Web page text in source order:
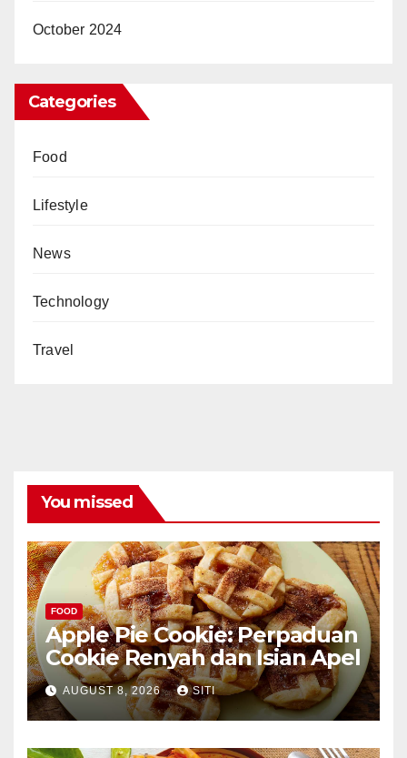
October 2024
Categories
Food
Lifestyle
News
Technology
Travel
You missed
FOOD
Apple Pie Cookie: Perpaduan
Cookie Renyah dan Isian Apel
AUGUST 8, 2026 SITI